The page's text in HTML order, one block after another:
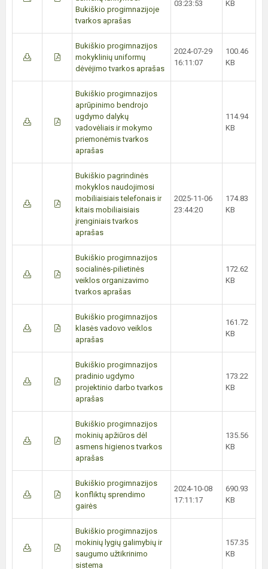
Bukiškio progimnazijoje
tvarkos aprašas
03:23:53
KB
Bukiškio progimnazijos
mokyklinių uniformų
dėvėjimo tvarkos aprašas
2024-07-29
16:11:07
100.46
KB
Bukiškio progimnazijos
aprūpinimo bendrojo
ugdymo dalykų
vadovėliais ir mokymo
priemonėmis tvarkos
aprašas
114.94
KB
Bukiškio pagrindinės
mokyklos naudojimosi
mobiliaisiais telefonais ir
kitais mobiliaisiais
įrenginiais tvarkos
aprašas
2025-11-06
23:44:20
174.83
KB
Bukiškio progimnazijos
socialinės-pilietinės
veiklos organizavimo
tvarkos aprašas
172.62
KB
Bukiškio progimnazijos
klasės vadovo veiklos
aprašas
161.72
KB
Bukiškio progimnazijos
pradinio ugdymo
projektinio darbo tvarkos
aprašas
173.22
KB
Bukiškio progimnazijos
mokinių apžiūros dėl
asmens higienos tvarkos
aprašas
135.56
KB
Bukiškio progimnazijos
konfliktų sprendimo
gairės
2024-10-08
17:11:17
690.93
KB
Bukiškio progimnazijos
mokinių lygių galimybių ir
saugumo užtikrinimo
sistema
157.35
KB